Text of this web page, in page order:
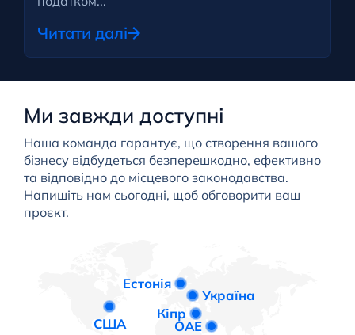
Читати далі
Ми завжди доступні
Наша команда гарантує, що створення вашого
бізнесу відбудеться безперешкодно, ефективно
та відповідно до місцевого законодавства.
Напишіть нам сьогодні, щоб обговорити ваш
проєкт.
Естонія
Україна
Кіпр
ОАЕ
США